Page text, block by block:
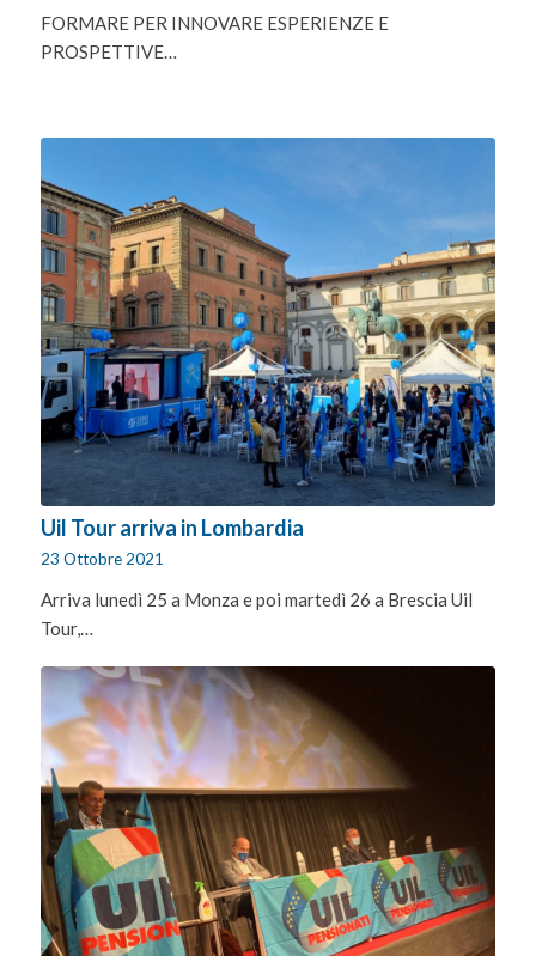
FORMARE PER INNOVARE ESPERIENZE E
PROSPETTIVE…
Uil Tour arriva in Lombardia
23 Ottobre 2021
Arriva lunedì 25 a Monza e poi martedì 26 a Brescia Uil
Tour,…